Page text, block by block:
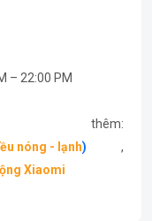
– 22:00 PM
nóng - lạnh) ,
Xiaomi